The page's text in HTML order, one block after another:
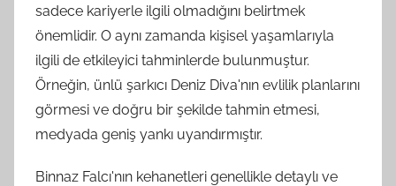
sadece kariyerle ilgili olmadığını belirtmek
önemlidir. O aynı zamanda kişisel yaşamlarıyla
ilgili de etkileyici tahminlerde bulunmuştur.
Örneğin, ünlü şarkıcı Deniz Diva'nın evlilik planlarını
görmesi ve doğru bir şekilde tahmin etmesi,
medyada geniş yankı uyandırmıştır.
Binnaz Falcı'nın kehanetleri genellikle detaylı ve